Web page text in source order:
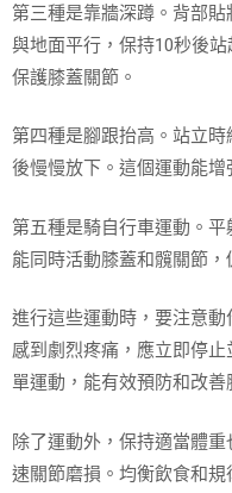
第三種是靠牆深蹲。背部
與地面平行，保持10秒後
保護膝蓋關節。
第四種是腳跟抬高。站立
後慢慢放下。這個運動能增
第五種是騎自行車運動。
能同時活動膝蓋和髖關節，
進行這些運動時，要注意
感到劇烈疼痛，應立即停
單運動，能有效預防和改善
除了運動外，保持適當體
速關節磨損。均衡飲食和